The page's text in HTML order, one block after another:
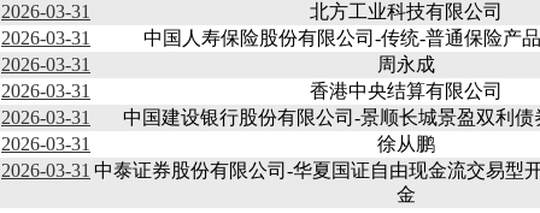
2026-03-31
北方工业科技有限公司
2026-03-31
中国人寿保险股份有限公司-传统-普通保险产
2026-03-31
周永成
2026-03-31
香港中央结算有限公司
2026-03-31
中国建设银行股份有限公司-景顺长城景盈双利
2026-03-31
徐从鹏
2026-03-31 中泰证券股份有限公司-华夏国证自由现金流交易型
金